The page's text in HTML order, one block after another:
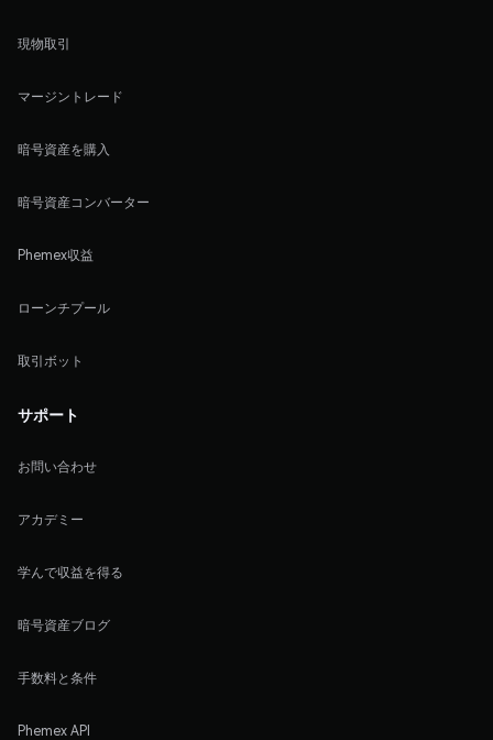
現物取引
マージントレード
暗号資産を購入
暗号資産コンバーター
Phemex収益
ローンチプール
取引ボット
サポート
お問い合わせ
アカデミー
学んで収益を得る
暗号資産ブログ
手数料と条件
Phemex API